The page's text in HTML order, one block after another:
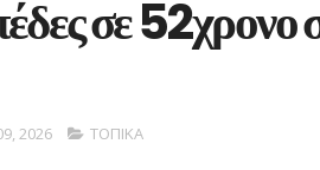
σε 52χρονο
2026 ΤΟΠΙΚΑ